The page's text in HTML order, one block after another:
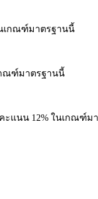
นเกณฑ์มาตรฐานนี้
กณฑ์มาตรฐานนี้
คะแนน 12% ในเกณฑ์ม